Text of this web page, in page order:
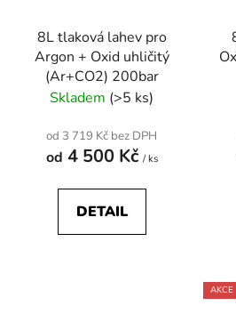
8L tlaková lahev pro
Argon + Oxid uhličitý
(Ar+CO2) 200bar
Skladem (>5 ks)
od 3 719 Kč bez DPH
od 4 500 Kč / ks
DETAIL
AKCE